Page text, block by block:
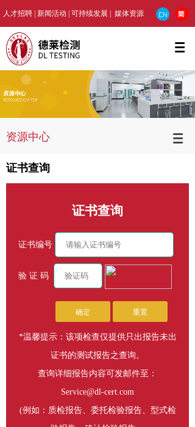
人才招聘 新闻活动 可持续发展 | 媒体资源
资源中心
证书查询